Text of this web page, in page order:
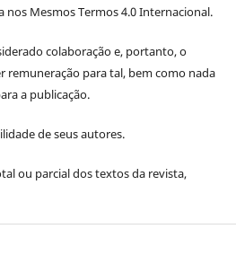
nos Mesmos Termos 4.0 Internacional.
colaboração e, portanto, o
remuneração para tal, bem como nada
a publicação.
de seus autores.
ou parcial dos textos da revista,